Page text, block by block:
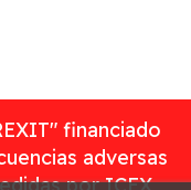
financiado
adversas